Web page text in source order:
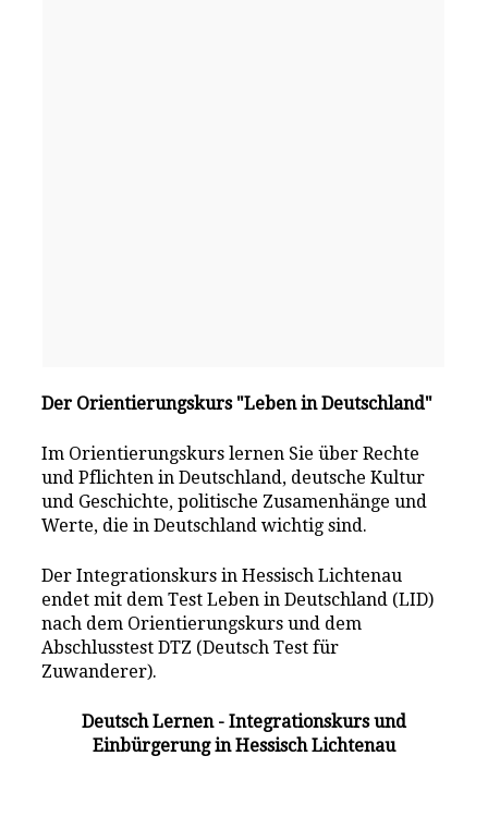
Der Orientierungskurs "Leben in Deutschland"
Im Orientierungskurs lernen Sie über Rechte
und Pflichten in Deutschland, deutsche Kultur
und Geschichte, politische Zusamenhänge und
Werte, die in Deutschland wichtig sind.
Der Integrationskurs in Hessisch Lichtenau
endet mit dem Test Leben in Deutschland (LID)
nach dem Orientierungskurs und dem
Abschlusstest DTZ (Deutsch Test für
Zuwanderer).
Deutsch Lernen - Integrationskurs und
Einbürgerung in Hessisch Lichtenau